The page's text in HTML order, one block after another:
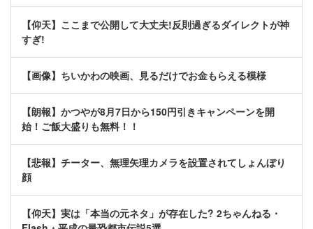
【仰天】ここまで公開して大丈夫!反則過ぎるダイレクトが神
すぎ!
【画像】ちいかわの映画、見るだけでお金もらえる模様
【朗報】かつやが8月7日から150円引きキャンペーンを開
始！ご飯大盛りも無料！！
【悲報】チーター、無理矢理カメラを設置されてしょんぼり
顔
【仰天】実は「本当の元ネタ」が存在した? 2ちゃんねる・